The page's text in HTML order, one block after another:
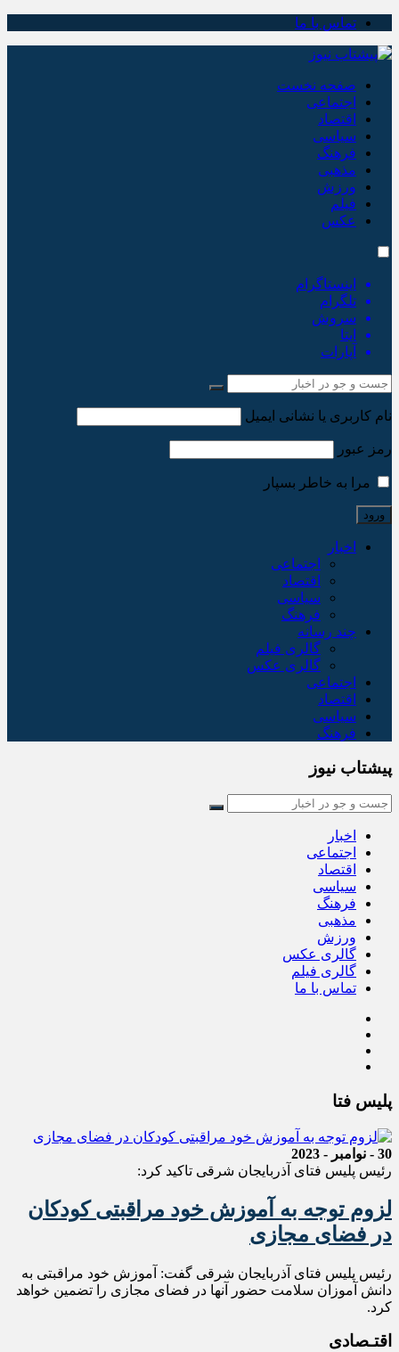
تماس با ما
صفحه نخست
اجتماعی
اقتصاد
سیاسی
فرهنگ
مذهبی
ورزش
فیلم
عکس
اینستاگرام
تلگرام
سروش
ایتا
آپارات
نام کاربری یا نشانی ایمیل
رمز عبور
مرا به خاطر بسپار
اخبار
اجتماعی
اقتصاد
سیاسی
فرهنگ
چند رسانه
گالری فیلم
گالری عکس
اجتماعی
اقتصاد
سیاسی
فرهنگ
پیشتاب نیوز
اخبار
اجتماعی
اقتصاد
سیاسی
فرهنگ
مذهبی
ورزش
گالری عکس
گالری فیلم
تماس با ما
پلیس فتا
30 - نوامبر - 2023
رئیس پلیس فتای آذربایجان شرقی تاکید کرد:
لزوم توجه به آموزش خود مراقبتی کودکان
در فضای مجازی
رئیس پلیس فتای آذربایجان شرقی گفت: آموزش خود مراقبتی به
دانش آموزان سلامت حضور آنها در فضای مجازی را تضمین خواهد
کرد.
اقتـصادی